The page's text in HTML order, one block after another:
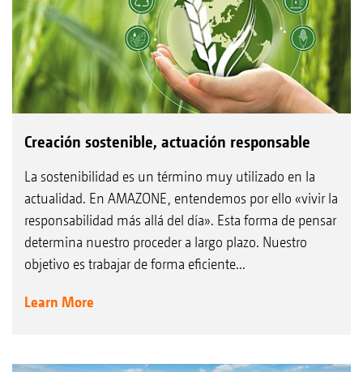
Creación sostenible, actuación responsable
La sostenibilidad es un término muy utilizado en la
actualidad. En AMAZONE, entendemos por ello «vivir la
responsabilidad más allá del día». Esta forma de pensar
determina nuestro proceder a largo plazo. Nuestro
objetivo es trabajar de forma eficiente...
Learn More